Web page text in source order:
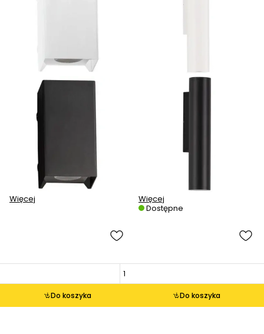
Więcej
Więcej
Dostępne
Do koszyka Do koszyka